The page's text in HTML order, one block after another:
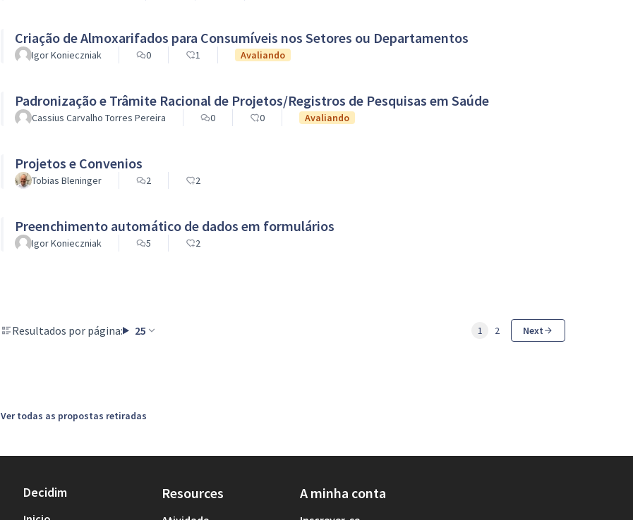
Criação de Almoxarifados para Consumíveis nos Setores ou Departamentos
Igor Konieczniak 0 1 Avaliando
Padronização e Trâmite Racional de Projetos/Registros de Pesquisas em Saúde
Cassius Carvalho Torres Pereira 0 0 Avaliando
Projetos e Convenios
Tobias Bleninger 2 2
Preenchimento automático de dados em formulários
Igor Konieczniak 5 2
Resultados por página: 25 1 2 Next
Ver todas as propostas retiradas
Decidim Resources A minha conta